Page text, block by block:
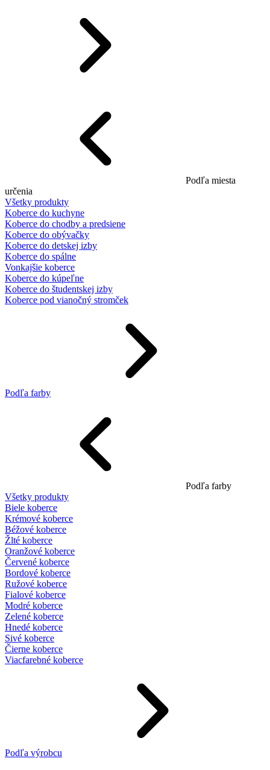
Podľa miesta
určenia
Všetky produkty
Koberce do kuchyne
Koberce do chodby a predsiene
Koberce do obývačky
Koberce do detskej izby
Koberce do spálne
Vonkajšie koberce
Koberce do kúpeľne
Koberce do študentskej izby
Koberce pod vianočný stromček
Podľa farby
Podľa farby
Všetky produkty
Biele koberce
Krémové koberce
Béžové koberce
Žlté koberce
Oranžové koberce
Červené koberce
Bordové koberce
Ružové koberce
Fialové koberce
Modré koberce
Zelené koberce
Hnedé koberce
Sivé koberce
Čierne koberce
Viacfarebné koberce
Podľa výrobcu